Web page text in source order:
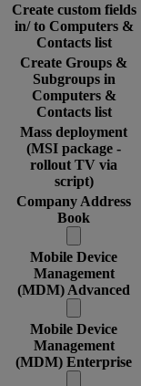
Create custom fields
in/ to Computers &
Contacts list
Create Groups &
Subgroups in
Computers &
Contacts list
Mass deployment
(MSI package -
rollout TV via
script)
Company Address
Book
Mobile Device
Management
(MDM) Advanced
Mobile Device
Management
(MDM) Enterprise